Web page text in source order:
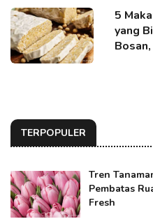
5
yang
TERPOPULER
Tren
Pembatas
Fresh